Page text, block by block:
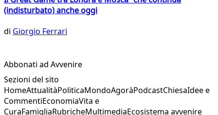
(indisturbato) anche oggi
di Giorgio Ferrari
Abbonati ad Avvenire
Sezioni del sito
HomeAttualitàPoliticaMondoAgoràPodcastChiesaIdee e
CommentiEconomiaVita e
CuraFamigliaRubricheMultimediaEcosistema avvenire